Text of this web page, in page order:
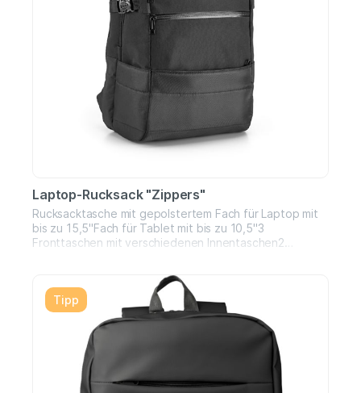
Laptop-Rucksack "Zippers"
Rucksacktasche mit gepolstertem Fach für Laptop mit
bis zu 15,5''Fach für Tablet mit bis zu 10,5''3
Fronttaschen mit verschiedenen Innentaschen2
x 19 cm
Tipp